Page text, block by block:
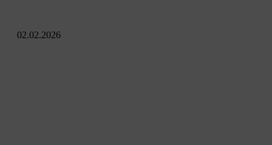
02.02.2026